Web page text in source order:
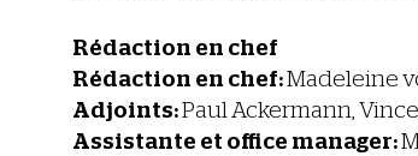
Rédaction en chef
Rédaction en chef:Madeleine
Adjoints:Paul Ackermann,
Assistante et office manager: